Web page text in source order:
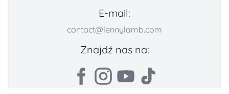
E-mail:
contact@lennylamb.com
Znajdź nas na: